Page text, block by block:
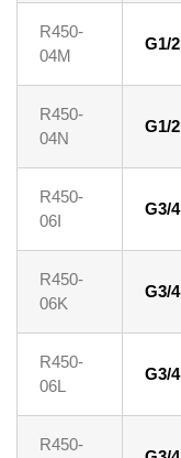
R450-
04M
G1/2
R450-
04N
G1/2
R450-
06I
G3/4
R450-
06K
G3/4
R450-
06L
G3/4
R450-